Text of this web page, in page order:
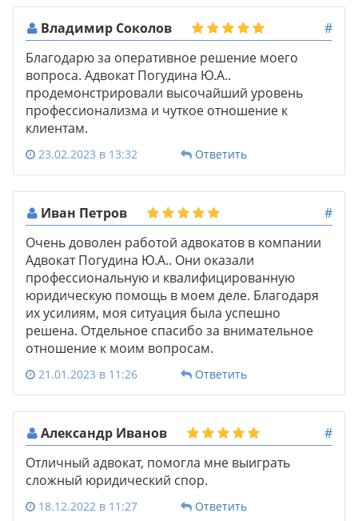
Владимир Соколов
#
Благодарю за оперативное решение моего
вопроса. Адвокат Погудина Ю.А..
продемонстрировали высочайший уровень
профессионализма и чуткое отношение к
клиентам.
23.02.2023 в 13:32 Ответить
Иван Петров
#
Очень доволен работой адвокатов в компании
Адвокат Погудина Ю.А.. Они оказали
профессиональную и квалифицированную
юридическую помощь в моем деле. Благодаря
их усилиям, моя ситуация была успешно
решена. Отдельное спасибо за внимательное
отношение к моим вопросам.
21.01.2023 в 11:26 Ответить
Александр Иванов
#
Отличный адвокат, помогла мне выиграть
сложный юридический спор.
18.12.2022 в 11:27 Ответить